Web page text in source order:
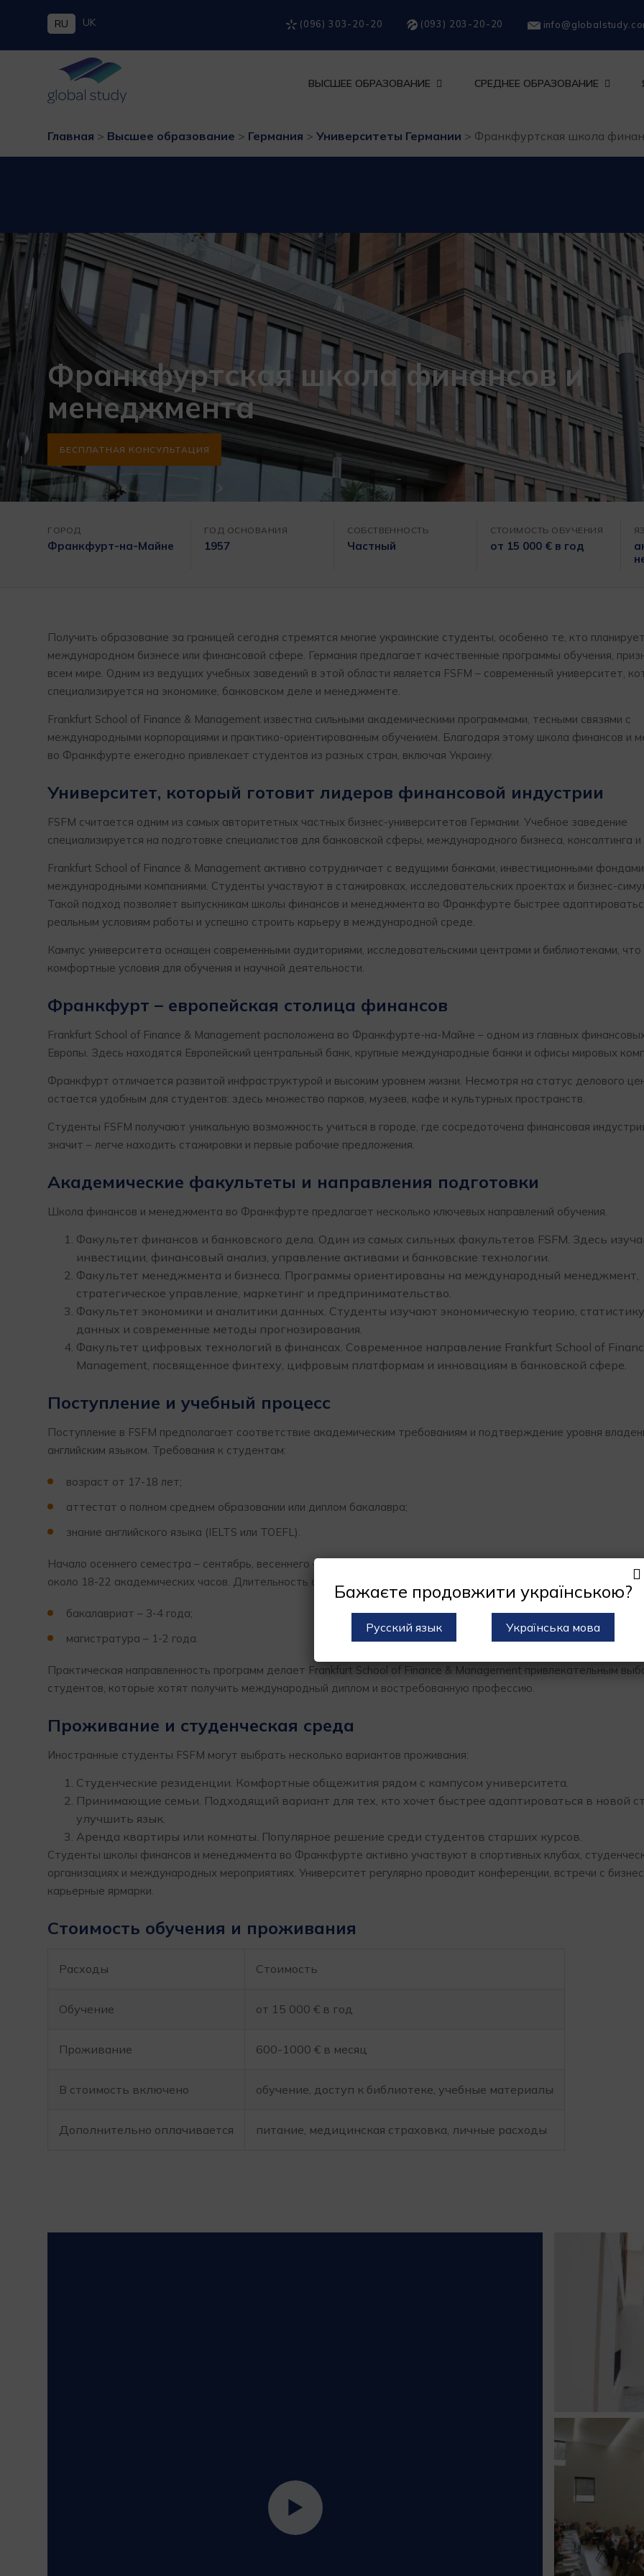
RU UK (096) 303-20-20 (093) 203-20-20
ВЫСШЕЕ ОБРАЗОВАНИЕ СРЕДНЕЕ ОБРАЗОВАНИЕ
Главная > Высшее образование > Германия >Университеты Германии > Франкфуртская школа
Франкфуртская школа финансов и
менеджмента
БЕСПЛАТНАЯ КОНСУЛЬТАЦИЯ
ГОРОД
Франкфурт-на-Майне
ГОД ОСНОВАНИЯ
1957
СОБСТВЕННОСТЬ
Частный
СТОИМОСТЬ ОБУЧЕНИЯ
от 15 000 € в год
Получить образование за границей сегодня стремятся многие украинские студенты, особенно те, кто
международном бизнесе или финансовой сфере. Германия предлагает качественные программы обучения,
всем мире. Одним из ведущих учебных заведений в этой области является FSFM – современный университет,
специализируется на экономике, банковском деле и менеджменте.
Frankfurt School of Finance & Management известна сильными академическими программами, тесными связями с
международными корпорациями и практико-ориентированным обучением. Благодаря этому школа финансов и
во Франкфурте ежегодно привлекает студентов из разных стран, включая Украину.
Университет, который готовит лидеров финансовой индустрии
FSFM считается одним из самых авторитетных частных бизнес-университетов Германии. Учебное заведение
специализируется на подготовке специалистов для банковской сферы, международного бизнеса, консалтинга и
Frankfurt School of Finance & Management активно сотрудничает с ведущими банками, инвестиционными
международными компаниями. Студенты участвуют в стажировках, исследовательских проектах и бизнес-
Такой подход позволяет выпускникам школы финансов и менеджмента во Франкфурте быстрее
реальным условиям работы и успешно строить карьеру в международной среде.
Кампус университета оснащен современными аудиториями, исследовательскими центрами и библиотеками,
комфортные условия для обучения и научной деятельности.
Франкфурт – европейская столица финансов
Frankfurt School of Finance & Management расположена во Франкфурте-на-Майне – одном из главных
Европы. Здесь находятся Европейский центральный банк, крупные международные банки и офисы мировых
Франкфурт отличается развитой инфраструктурой и высоким уровнем жизни. Несмотря на статус делового
остается удобным для студентов: здесь множество парков, музеев, кафе и культурных пространств.
Студенты FSFM получают уникальную возможность учиться в городе, где сосредоточена финансовая
значит – легче находить стажировки и первые рабочие предложения.
Академические факультеты и направления подготовки
Школа финансов и менеджмента во Франкфурте предлагает несколько ключевых направлений обучения.
Факультет финансов и банковского дела. Один из самых сильных факультетов FSFM. Здесь
инвестиции, финансовый анализ, управление активами и банковские технологии.
Факультет менеджмента и бизнеса. Программы ориентированы на международный менеджмент,
стратегическое управление, маркетинг и предпринимательство.
Факультет экономики и аналитики данных. Студенты изучают экономическую теорию,
данных и современные методы прогнозирования.
Факультет цифровых технологий в финансах. Современное направление Frankfurt School of
Management, посвященное финтеху, цифровым платформам и инновациям в банковской сфере.
Поступление и учебный процесс
Поступление в FSFM предполагает соответствие академическим требованиям и подтверждение уровня
английским языком. Требования к студентам:
возраст от 17-18 лет;
аттестат о полном среднем образовании или диплом бакалавра;
знание английского языка (IELTS или TOEFL).
Начало осеннего семестра – сентябрь, весеннего – февраль. Интенсивность обучения примерно 20-24 занятия
около 18-22 академических часов. Длительность обучения:
бакалавриат – 3-4 года;
магистратура – 1-2 года.
Практическая направленность программ делает Frankfurt School of Finance & Management привлекательным
студентов, которые хотят получить международный диплом и востребованную профессию.
Проживание и студенческая среда
Иностранные студенты FSFM могут выбрать несколько вариантов проживания:
Студенческие резиденции. Комфортные общежития рядом с кампусом университета.
Принимающие семьи. Подходящий вариант для тех, кто хочет быстрее адаптироваться в новой
улучшить язык.
Аренда квартиры или комнаты. Популярное решение среди студентов старших курсов.
Студенты школы финансов и менеджмента во Франкфурте активно участвуют в спортивных клубах,
организациях и международных мероприятиях. Университет регулярно проводит конференции, встречи с
карьерные ярмарки.
Стоимость обучения и проживания
Расходы Стоимость
Обучение от 15 000 € в год
Проживание 600-1000 € в месяц
В стоимость включено обучение, доступ к библиотеке, учебные материалы
Дополнительно оплачивается питание, медицинская страховка, личные расходы
Бажаєте продовжити українською?
Русский язык Українська мова